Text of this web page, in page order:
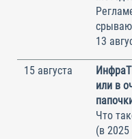
13
15 августа
или в
Что
(в